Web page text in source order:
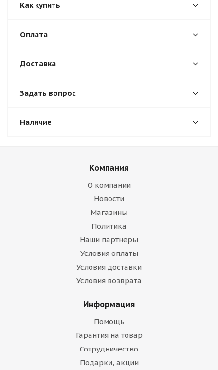
Как купить
Оплата
Доставка
Задать вопрос
Наличие
Компания
О компании
Новости
Магазины
Политика
Наши партнеры
Условия оплаты
Условия доставки
Условия возврата
Информация
Помощь
Гарантия на товар
Сотрудничество
Подарки, акции